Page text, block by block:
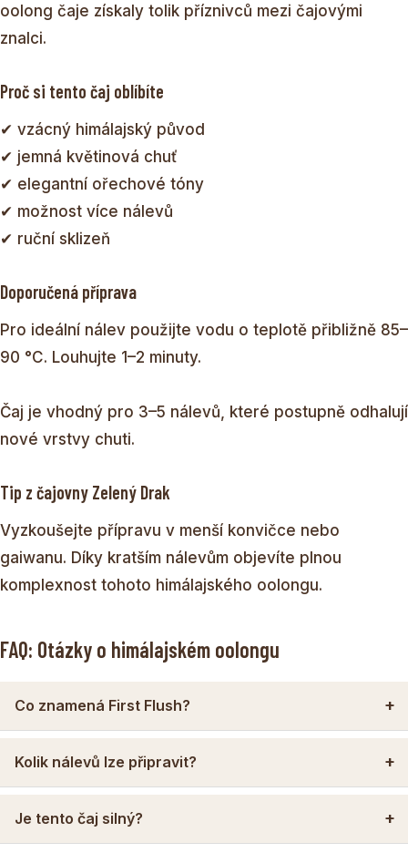
oolong čaje získaly tolik příznivců mezi čajovými
znalci.
Proč si tento čaj oblíbíte
✔ vzácný himálajský původ
✔ jemná květinová chuť
✔ elegantní ořechové tóny
✔ možnost více nálevů
✔ ruční sklizeň
Doporučená příprava
Pro ideální nálev použijte vodu o teplotě přibližně 85–
90 °C. Louhujte 1–2 minuty.
Čaj je vhodný pro 3–5 nálevů, které postupně odhalují
nové vrstvy chuti.
Tip z čajovny Zelený Drak
Vyzkoušejte přípravu v menší konvičce nebo
gaiwanu. Díky kratším nálevům objevíte plnou
komplexnost tohoto himálajského oolongu.
FAQ: Otázky o himálajském oolongu
Co znamená First Flush?
Kolik nálevů lze připravit?
Je tento čaj silný?